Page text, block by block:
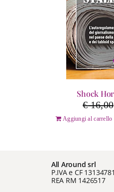
Shock
€16,00
Aggiungi al carrello
All Around srl
P.IVA e CF
REA RM 1426517